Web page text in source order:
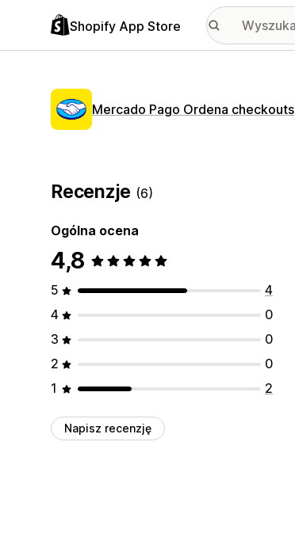
Shopify App Store
Mercado Pago Ordena checkouts
Recenzje (6)
Ogólna ocena
4,8
5
4
4
0
3
0
2
0
1
2
Napisz recenzję